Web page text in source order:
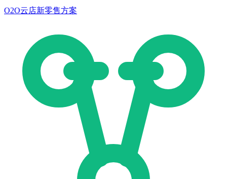
O2O云店新零售方案